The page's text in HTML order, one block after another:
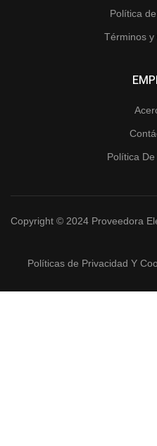
Política
Términos y
Política
Copyright © 2024 Proveedora
Políticas de Privacidad Y